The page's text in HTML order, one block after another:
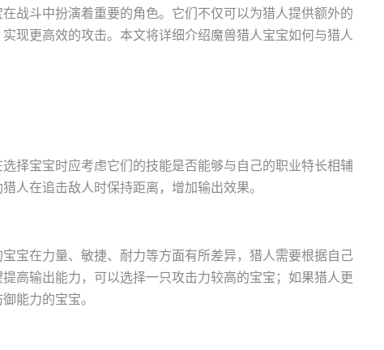
战斗中扮演着重要的角色。它们不仅可以为猎人提供额外的
现更高效的攻击。本文将详细介绍魔兽猎人宝宝如何与猎人
择宝宝时应考虑它们的技能是否能够与自己的职业特长相辅
人在追击敌人时保持距离，增加输出效果。
宝在力量、敏捷、耐力等方面有所差异，猎人需要根据自己
高输出能力，可以选择一只攻击力较高的宝宝；如果猎人更
能力的宝宝。